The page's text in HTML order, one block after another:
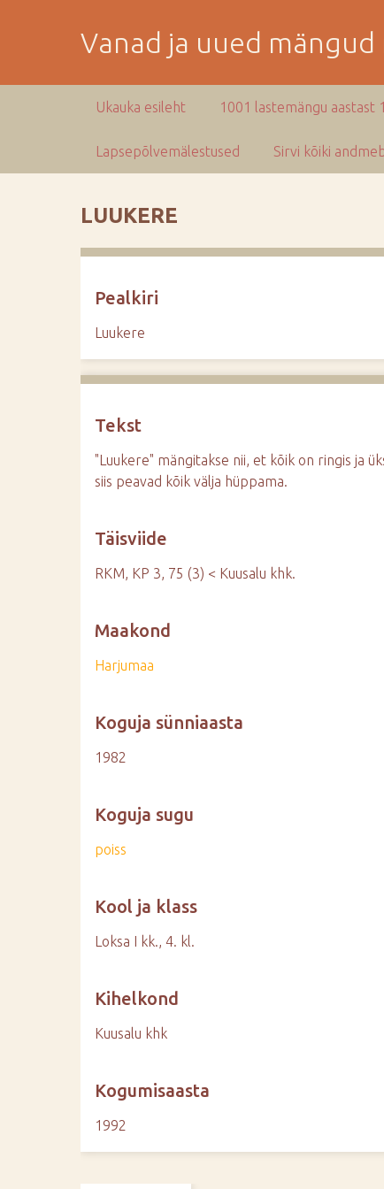
Vanad ja uued
Ukauka esileht 1001 lastemängu aastast
Lapsepõlvemälestused Sirvi kõiki
LUUKERE
Pealkiri
Luukere
Tekst
"Luukere" mängitakse nii, et kõik on ringis ja
siis peavad kõik välja hüppama.
Täisviide
RKM, KP 3, 75 (3) < Kuusalu khk.
Maakond
Harjumaa
Koguja sünniaasta
1982
Koguja sugu
poiss
Kool ja klass
Loksa I kk., 4. kl.
Kihelkond
Kuusalu khk
Kogumisaasta
1992